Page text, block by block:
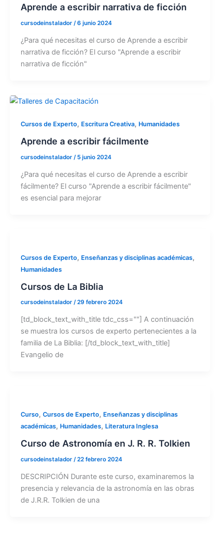
Aprende a escribir narrativa de ficción
cursodeinstalador /6 junio 2024
¿Para qué necesitas el curso de Aprende a escribir
narrativa de ficción? El curso "Aprende a escribir
narrativa de ficción"
Cursos de Experto, Escritura Creativa, Humanidades
Aprende a escribir fácilmente
cursodeinstalador / 5 junio 2024
¿Para qué necesitas el curso de Aprende a escribir
fácilmente? El curso "Aprende a escribir fácilmente"
es esencial para mejorar
Cursos de Experto, Enseñanzas y disciplinas académicas,
Humanidades
Cursos de La Biblia
cursodeinstalador /29 febrero 2024
[td_block_text_with_title tdc_css=""] A continuación
se muestra los cursos de experto pertenecientes a la
familia de La Biblia: [/td_block_text_with_title]
Evangelio de
Curso, Cursos de Experto, Enseñanzas y disciplinas
académicas, Humanidades, Literatura Inglesa
Curso de Astronomía en J. R. R. Tolkien
cursodeinstalador /22 febrero 2024
DESCRIPCIÓN Durante este curso, examinaremos la
presencia y relevancia de la astronomía en las obras
de J.R.R. Tolkien de una